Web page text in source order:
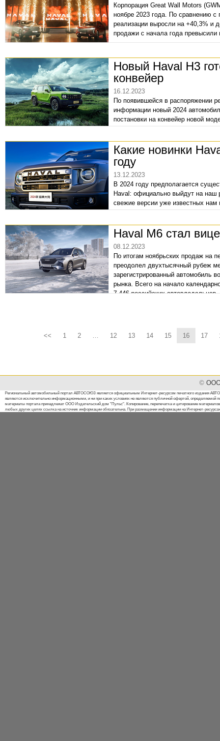
Корпорация Great Wall Motors
ноябре 2023 года. По сравнению
реализации выросли на +40,3% и
продажи с начала года превысили
Новый Haval H3
конвейер
16.12.2023
По появившейся в распоряжении
информации новый 2024
постановки на конвейер новой
Какие новинки
году
13.12.2023
В 2024 году предполагается
Haval: официально выйдут на наш
свежие версии уже известных
предлагается семь SUV Haval и
одиннадцати.
Haval M6 стал
08.12.2023
По итогам ноябрьских продаж на
преодолел двухтысячный рубеж
зарегистрированный автомобиль
рынка. Всего на начало
7 446 российских
<< 1 2 … 12 13 14 15 16 17
© ООО
Региональный автомобильный портал АВТОСОЮЗ является официальным Интернет-ресурсом печатного издания
являются исключительно информационными, и ни при каких условиях не являются публичной офертой,
материалы портала принадлежат ООО Издательский дом "Пульс". Копирование, перепечатка и цитирование
любых других целях ссылка на источник информации обязательна. При размещении информации на Интернет-